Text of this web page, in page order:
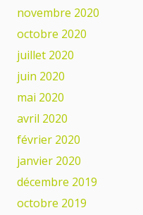
novembre 2020
octobre 2020
juillet 2020
juin 2020
mai 2020
avril 2020
février 2020
janvier 2020
décembre 2019
octobre 2019